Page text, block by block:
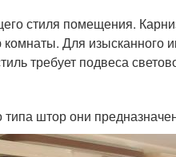
стиля помещения.
Для изысканного
требует подвеса
типа штор они